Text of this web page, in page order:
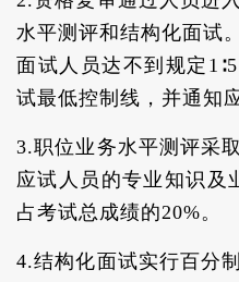
水平测评和结构化面试
面试人员达不到规定
试最低控制线，并通知
3.职位业务水平测评采
应试人员的专业知识及
占考试总成绩的20%。
4.结构化面试实行百分